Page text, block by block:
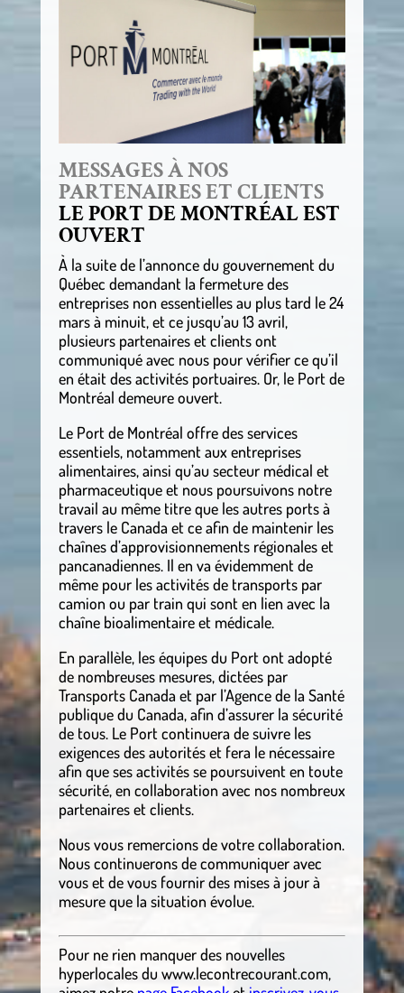
MESSAGES À NOS
PARTENAIRES ET CLIENTS
LE PORT DE MONTRÉAL EST
OUVERT
À la suite de l’annonce du gouvernement du
Québec demandant la fermeture des
entreprises non essentielles au plus tard le 24
mars à minuit, et ce jusqu’au 13 avril,
plusieurs partenaires et clients ont
communiqué avec nous pour vérifier ce qu’il
en était des activités portuaires. Or, le Port de
Montréal demeure ouvert.
Le Port de Montréal offre des services
essentiels, notamment aux entreprises
alimentaires, ainsi qu’au secteur médical et
pharmaceutique et nous poursuivons notre
travail au même titre que les autres ports à
travers le Canada et ce afin de maintenir les
chaînes d’approvisionnements régionales et
pancanadiennes. Il en va évidemment de
même pour les activités de transports par
camion ou par train qui sont en lien avec la
chaîne bioalimentaire et médicale.
En parallèle, les équipes du Port ont adopté
de nombreuses mesures, dictées par
Transports Canada et par l’Agence de la Santé
publique du Canada, afin d’assurer la sécurité
de tous. Le Port continuera de suivre les
exigences des autorités et fera le nécessaire
afin que ses activités se poursuivent en toute
sécurité, en collaboration avec nos nombreux
partenaires et clients.
Nous vous remercions de votre collaboration.
Nous continuerons de communiquer avec
vous et de vous fournir des mises à jour à
mesure que la situation évolue.
Pour ne rien manquer des nouvelles
hyperlocalesdu www.lecontrecourant.com,